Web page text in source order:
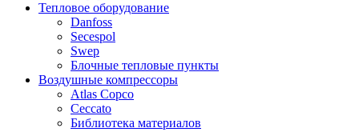
Тепловое оборудование
Danfoss
Secespol
Swep
Блочные тепловые пункты
Воздушные компрессоры
Atlas Copco
Ceccato
Библиотека материалов